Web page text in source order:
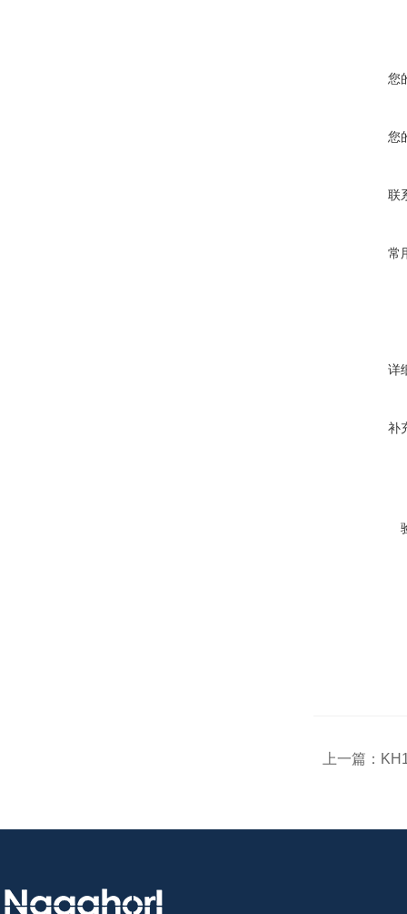
您
您
联
常
详
补
上一篇：